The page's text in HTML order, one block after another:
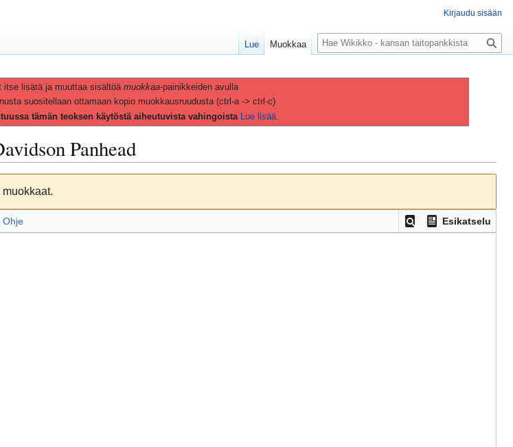
itse lisätä ja muuttaa sisältöä muokkaa-painikkeiden avulla
suositellaan ottamaan kopio muokkausruudusta (ctrl-a -> ctrl-c)
tämän teoksen käytöstä aiheutuvista vahingoista Lue lisää.
Panhead
Esikatselu
Ohje
Kirjaudu sisään
Lue Muokkaa
H
a